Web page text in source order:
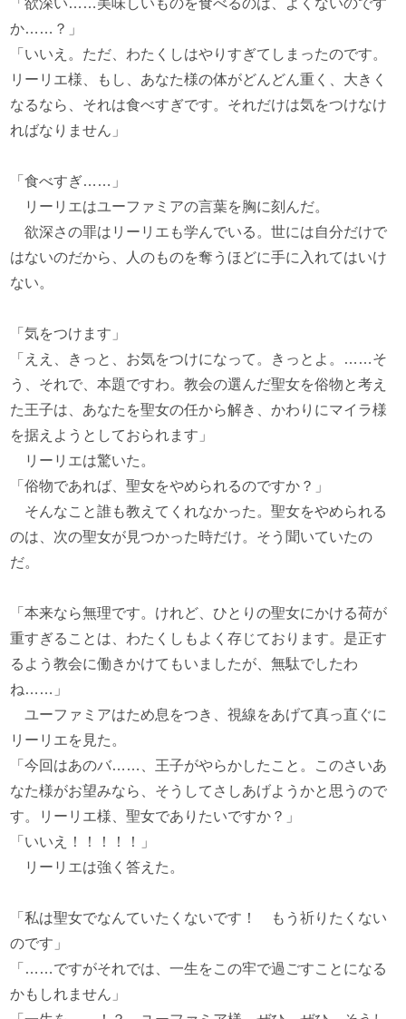
「欲深い……美味しいものを食べるのは、よくないのです
か……？」
「いいえ。ただ、わたくしはやりすぎてしまったのです。
リーリエ様、もし、あなた様の体がどんどん重く、大きく
なるなら、それは食べすぎです。それだけは気をつけなけ
ればなりません」
「食べすぎ……」
リーリエはユーファミアの言葉を胸に刻んだ。
欲深さの罪はリーリエも学んでいる。世には自分だけで
はないのだから、人のものを奪うほどに手に入れてはいけ
ない。
「気をつけます」
「ええ、きっと、お気をつけになって。きっとよ。……そ
う、それで、本題ですわ。教会の選んだ聖女を俗物と考え
た王子は、あなたを聖女の任から解き、かわりにマイラ様
を据えようとしておられます」
リーリエは驚いた。
「俗物であれば、聖女をやめられるのですか？」
そんなこと誰も教えてくれなかった。聖女をやめられる
のは、次の聖女が見つかった時だけ。そう聞いていたの
だ。
「本来なら無理です。けれど、ひとりの聖女にかける荷が
重すぎることは、わたくしもよく存じております。是正す
るよう教会に働きかけてもいましたが、無駄でしたわ
ね……」
ユーファミアはため息をつき、視線をあげて真っ直ぐに
リーリエを見た。
「今回はあのバ……、王子がやらかしたこと。このさいあ
なた様がお望みなら、そうしてさしあげようかと思うので
す。リーリエ様、聖女でありたいですか？」
「いいえ！！！！！」
リーリエは強く答えた。
「私は聖女でなんていたくないです！ もう祈りたくない
のです」
「……ですがそれでは、一生をこの牢で過ごすことになる
かもしれません」